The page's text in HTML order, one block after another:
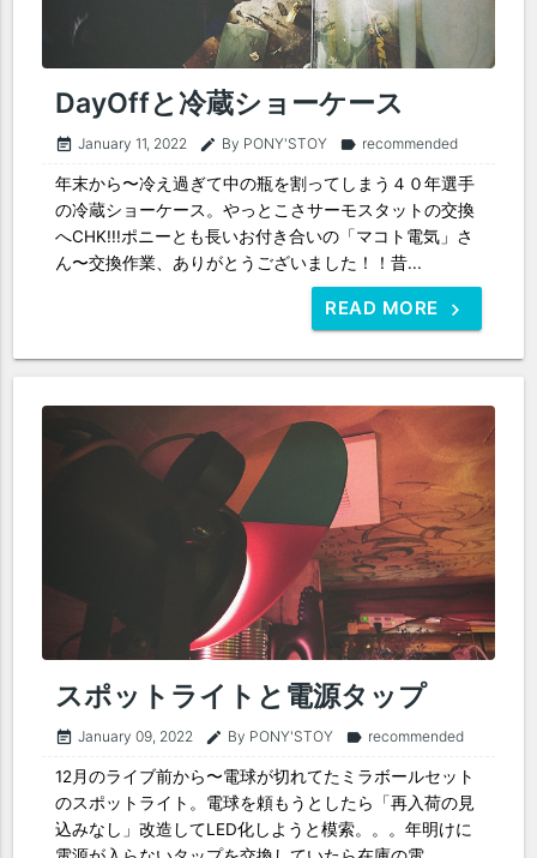
DayOffと冷蔵ショーケース
event_note January 11, 2022 edit By PONY'STOY label recommended
年末から〜冷え過ぎて中の瓶を割ってしまう４０年選手
の冷蔵ショーケース。やっとこさサーモスタットの交換
へCHK!!!ポニーとも長いお付き合いの「マコト電気」さ
ん〜交換作業、ありがとうございました！！昔...
READ MORE
スポットライトと電源タップ
event_note January 09, 2022 edit By PONY'STOY label recommended
12月のライブ前から〜電球が切れてたミラボールセット
のスポットライト。電球を頼もうとしたら「再入荷の見
込みなし」改造してLED化しようと模索。。。年明けに